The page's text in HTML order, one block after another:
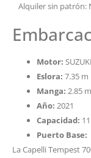
Alquiler sin patrón:
Motor:
Eslora: 7.35 m
Manga: 2.85 m
Año: 2021
Capacidad:
Puerto Base:
La Capelli Tempest